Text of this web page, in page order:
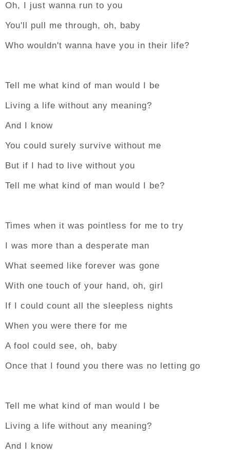
Oh, I just wanna run to you
You'll pull me through, oh, baby
Who wouldn't wanna have you in their life?
Tell me what kind of man would I be
Living a life without any meaning?
And I know
You could surely survive without me
But if I had to live without you
Tell me what kind of man would I be?
Times when it was pointless for me to try
I was more than a desperate man
What seemed like forever was gone
With one touch of your hand, oh, girl
If I could count all the sleepless nights
When you were there for me
A fool could see, oh, baby
Once that I found you there was no letting go
Tell me what kind of man would I be
Living a life without any meaning?
And I know